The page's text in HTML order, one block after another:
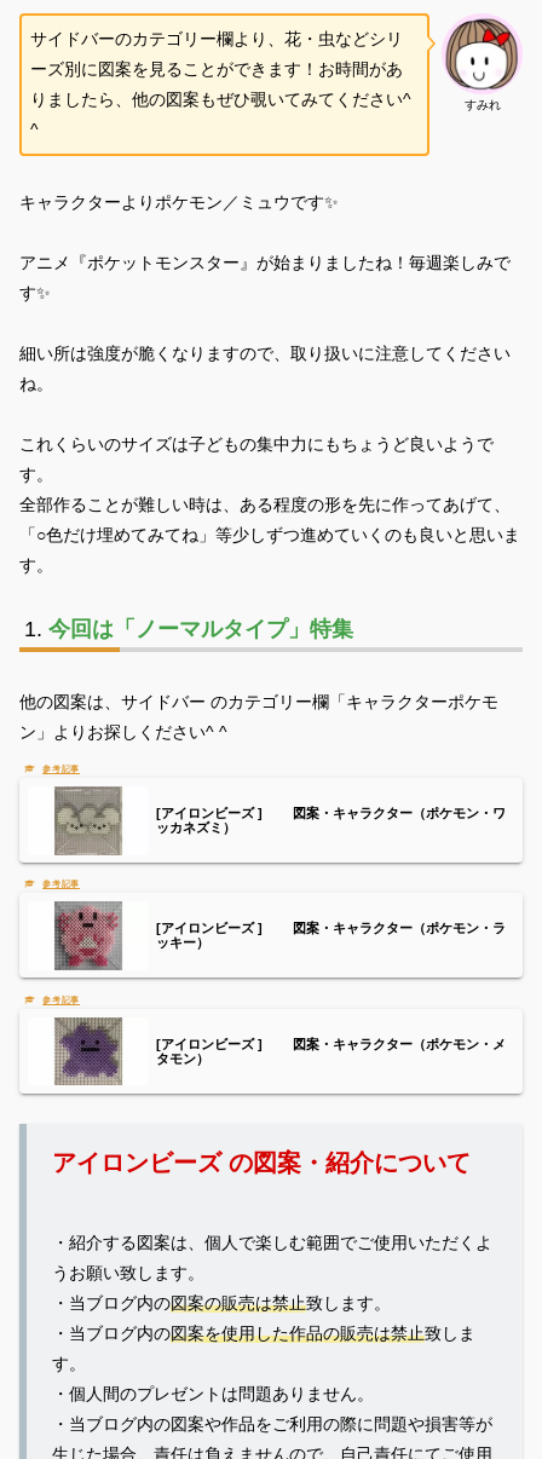
すみれ
サイドバーのカテゴリー欄より、花・虫などシリ
ーズ別に図案を見ることができます！お時間があ
りましたら、他の図案もぜひ覗いてみてください^
^
キャラクターよりポケモン／ミュウです✨
アニメ『ポケットモンスター』が始まりましたね！毎週楽しみで
す✨
細い所は強度が脆くなりますので、取り扱いに注意してください
ね。
これくらいのサイズは子どもの集中力にもちょうど良いようで
す。
全部作ることが難しい時は、ある程度の形を先に作ってあげて、
「○色だけ埋めてみてね」等少しずつ進めていくのも良いと思いま
す。
今回は「ノーマルタイプ」特集
他の図案は、サイドバー のカテゴリー欄「キャラクターポケモ
ン」よりお探しください^ ^
[アイロンビーズ ] 図案・キャラクター（ポケモン・ワ
ッカネズミ）
[アイロンビーズ ] 図案・キャラクター（ポケモン・ラ
ッキー）
[アイロンビーズ ] 図案・キャラクター（ポケモン・メ
タモン）
アイロンビーズ の図案・紹介について
・紹介する図案は、個人で楽しむ範囲でご使用いただくよ
うお願い致します。
・当ブログ内の図案の販売は禁止致します。
・当ブログ内の図案を使用した作品の販売は禁止致しま
す。
・個人間のプレゼントは問題ありません。
・当ブログ内の図案や作品をご利用の際に問題や損害等が
生じた場合、責任は負えませんので、自己責任にてご使用